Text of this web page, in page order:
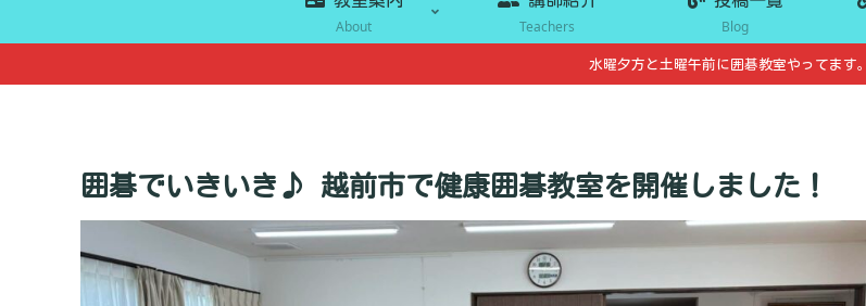
About Teachers Blog
水曜夕方と土曜午前に囲碁教室やってます。
囲碁でいきいき♪ 越前市で健康囲碁教室を開催しました！